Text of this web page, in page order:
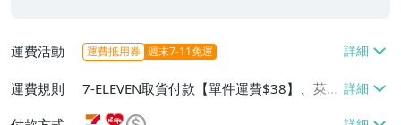
運費活動 運費抵用券 週末7-11免運
運費規則
7-ELEVEN取貨付款【單件運費$38】、萊爾
富取貨付款【單件運費$60】、郵局掛號